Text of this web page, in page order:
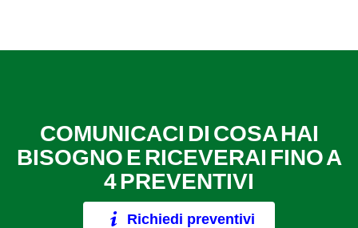
COMUNICACI DI COSA HAI
BISOGNO E RICEVERAI FINO A
4 PREVENTIVI
Richiedi preventivi